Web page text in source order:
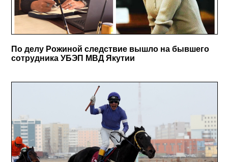
По делу Рожиной следствие вышло на бывшего
сотрудника УБЭП МВД Якутии